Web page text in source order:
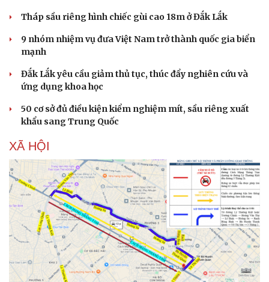
Du lịch
Tư vấn
Săn Tour
check-in
Podcast
Câu chuyện thời sự
Đọc truyện đêm khuya
Cửa sổ tình yêu
Kể chuyện cho bé
Hạt giống tâm hồn
Tháp sầu riêng hình chiếc gùi cao 18m ở Đắk Lắk
9 nhóm nhiệm vụ đưa Việt Nam trở thành quốc gia biển
mạnh
Đắk Lắk yêu cầu giảm thủ tục, thúc đẩy nghiên cứu và
ứng dụng khoa học
50 cơ sở đủ điều kiện kiểm nghiệm mít, sầu riêng xuất
khẩu sang Trung Quốc
XÃ HỘI